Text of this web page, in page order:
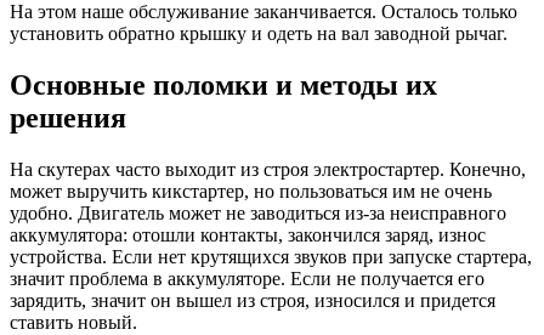
На этом наше обслуживание заканчивается. Осталось только
установить обратно крышку и одеть на вал заводной рычаг.
Основные поломки и методы их
решения
На скутерах часто выходит из строя электростартер. Конечно,
может выручить кикстартер, но пользоваться им не очень
удобно. Двигатель может не заводиться из-за неисправного
аккумулятора: отошли контакты, закончился заряд, износ
устройства. Если нет крутящихся звуков при запуске стартера,
значит проблема в аккумуляторе. Если не получается его
зарядить, значит он вышел из строя, износился и придется
ставить новый.